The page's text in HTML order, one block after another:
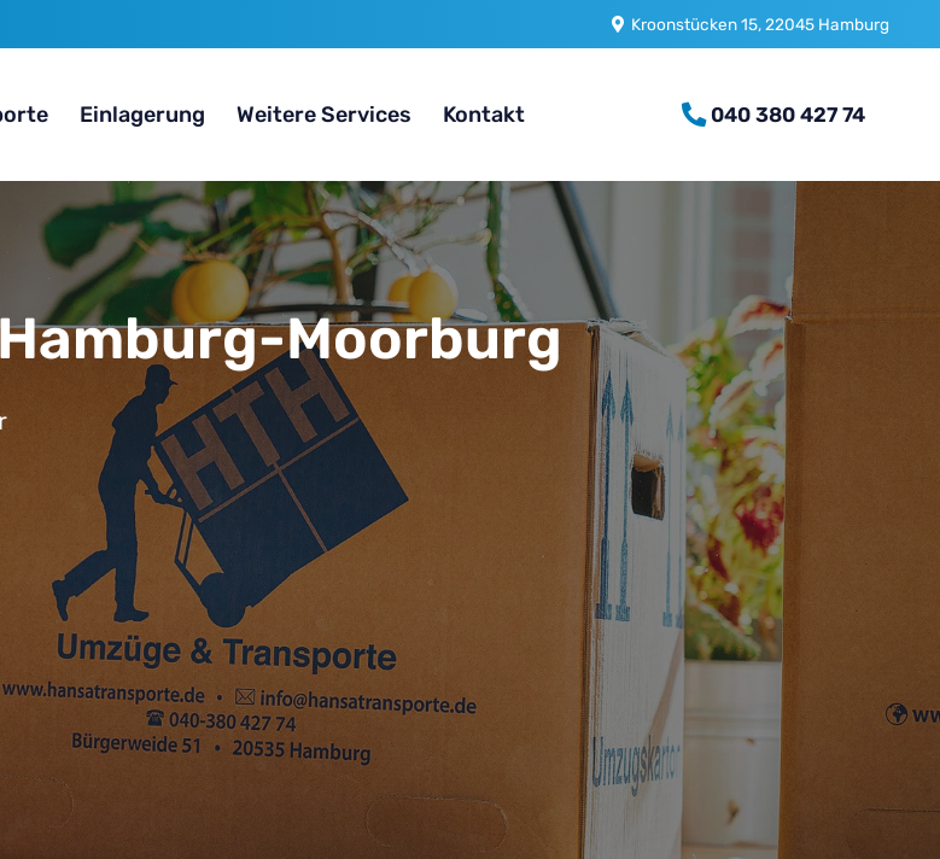
Kroonstücken 15, 22045 Hamburg
Einlagerung Weitere Services Kontakt 040 380 427 74
Moorburg